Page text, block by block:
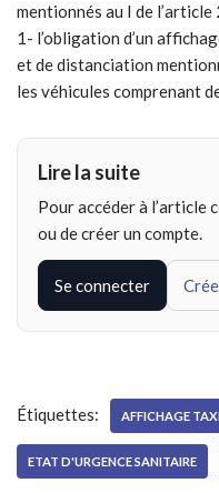
mentionnés au I de
1- l’obligation d’un
et de distanciation
les véhicules comprenant
Lire la suite
Pour accéder à l’article
ou de créer un compte.
Se connecter
Étiquettes: AFFICHAGE
ETAT D'URGENCE SANITAIRE